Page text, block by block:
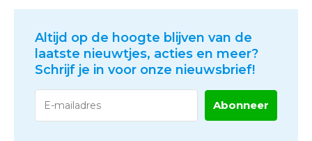
Altijd op de hoogte blijven van de
laatste nieuwtjes, acties en meer?
Schrijf je in voor onze nieuwsbrief!
Abonneer